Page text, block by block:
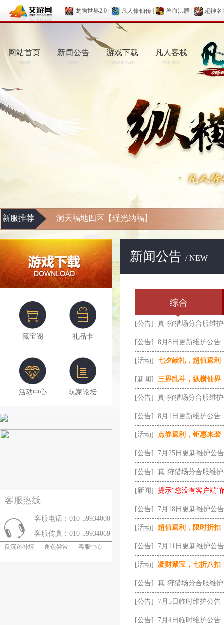
龙腾世界2.0 凡人修仙传 兽血沸腾 超神名
网站首页
HOME
新闻公告
NEWS
游戏下载
DOWNLOAD
凡人客栈
COLLEGE
新服推荐 洞天福地四区【瑶光纳福】
藏宝阁 礼品卡
活动中心 玩家论坛
客服热线
客服电话：010-59934000
客服传真：010-59934069
反沉迷补填 角色异常 客服中心
新闻公告 / NEW
综合
[公告] 真·狩猎场分合服维
[公告] 8月8日更新维护公告
[活动] 七夕献礼，超值返利
[新闻] 三界乱斗，纵横仙界
[公告] 真·狩猎场分合服维
[公告] 8月1日更新维护公告
[活动] 点券返利，钜惠来袭
[公告] 7月25日更新维护公告
[公告] 真·狩猎场分合服维
[新闻] 提示“您没有客户端”
[公告] 7月18日更新维护公告
[活动] 超值返利，限时折扣
[公告] 7月11日更新维护公告
[活动] 凝财聚宝，七折八扣
[公告] 真·狩猎场分合服维
[公告] 7月5日临时维护公告
[公告] 7月4日临时维护公告